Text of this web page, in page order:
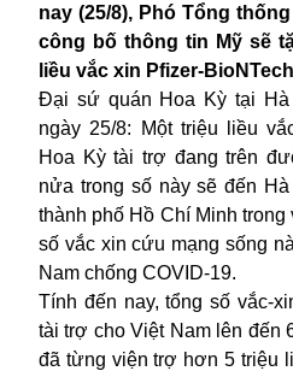
nay (25/8), Phó Tổng
công bố thông tin Mỹ sẽ
liều vắc xin Pfizer-
Đại sứ quán Hoa Kỳ tại
ngày 25/8: Một triệu liều
Hoa Kỳ tài trợ đang trên
nửa trong số này sẽ đến
thành phố Hồ Chí Minh
số vắc xin cứu mạng sống
Nam chống COVID-19.
Tính đến nay, tổng số vắc-
tài trợ cho Việt Nam lên đến
đã từng viện trợ hơn 5 triệu